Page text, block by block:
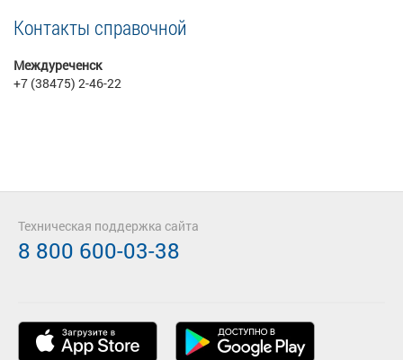
Контакты справочной
Междуреченск
+7 (38475) 2-46-22
Техническая поддержка сайта
8 800 600-03-38